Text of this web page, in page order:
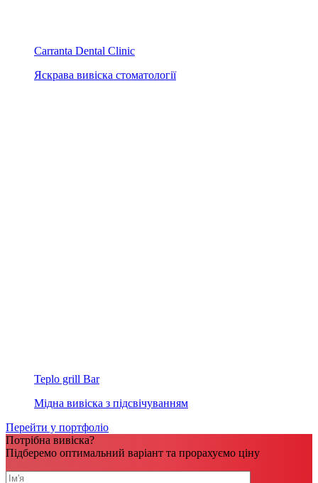
Carranta Dental Clinic
Яскрава вивіска стоматології
Teplo grill Bar
Мідна вивіска з підсвічуванням
Перейти у портфоліо
Потрібна вивіска?
Підберемо оптимальний варіант та прорахуємо ціну